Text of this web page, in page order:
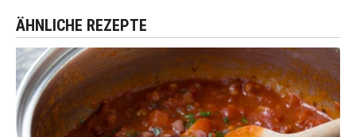
ÄHNLICHE REZEPTE